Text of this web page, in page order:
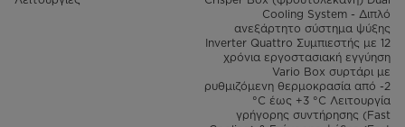
Cooling System - Διπλό
ανεξάρτητο σύστημα ψύξης
Inverter Quattro Συμπιεστής με 12
χρόνια εργοστασιακή εγγύηση
Vario Box συρτάρι με
ρυθμιζόμενη θερμοκρασία από -2
°C έως +3 °C Λειτουργία
γρήγορης συντήρησης (Fast